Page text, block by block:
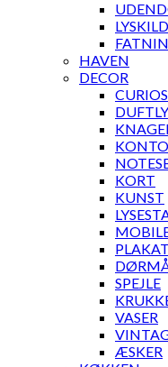
HAVEN
DECOR
KORT
KUNST
SPEJLE
VASER
ÆSKER